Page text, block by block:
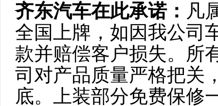
齐东汽车在此承诺： 凡
全国上牌，如因我公司
款并赔偿客户损失。所
司对产品质量严格把关
底。上装部分免费保修